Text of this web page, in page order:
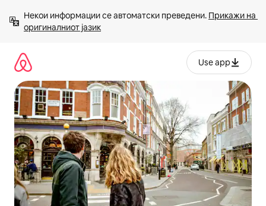
содржина
Некои информации се автоматски преведени. Прикажи на
оригиналниот јазик
Use app